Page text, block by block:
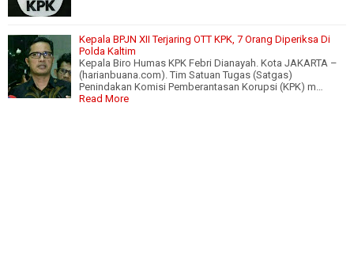
Kepala BPJN XII Terjaring OTT KPK, 7 Orang Diperiksa Di
Polda Kaltim
Kepala Biro Humas KPK Febri Dianayah. Kota JAKARTA –
(harianbuana.com). Tim Satuan Tugas (Satgas)
Penindakan Komisi Pemberantasan Korupsi (KPK) m…
Read More